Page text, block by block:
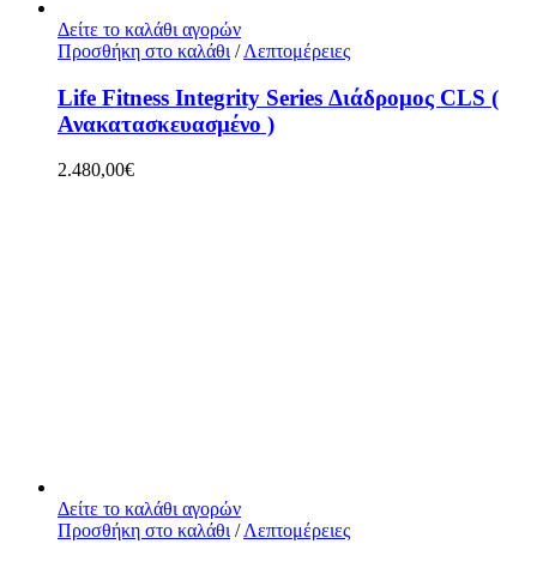
Δείτε το καλάθι αγορών
Προσθήκη στο καλάθι / Λεπτομέρειες
Life Fitness Integrity Series Διάδρομος CLS (
Ανακατασκευασμένο )
2.480,00€
Δείτε το καλάθι αγορών
Προσθήκη στο καλάθι/Λεπτομέρειες